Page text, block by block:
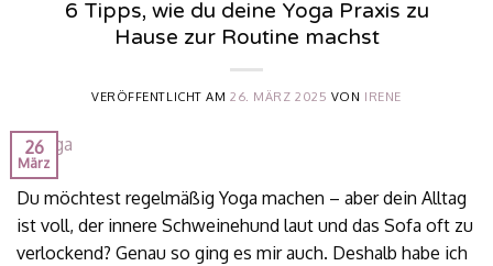
6 Tipps, wie du deine Yoga Praxis zu
Hause zur Routine machst
VERÖFFENTLICHT AM26. MÄRZ 2025 VON IRENE
26
März
Du möchtest regelmäßig Yoga machen – aber dein Alltag
ist voll, der innere Schweinehund laut und das Sofa oft zu
verlockend? Genau so ging es mir auch. Deshalb habe ich